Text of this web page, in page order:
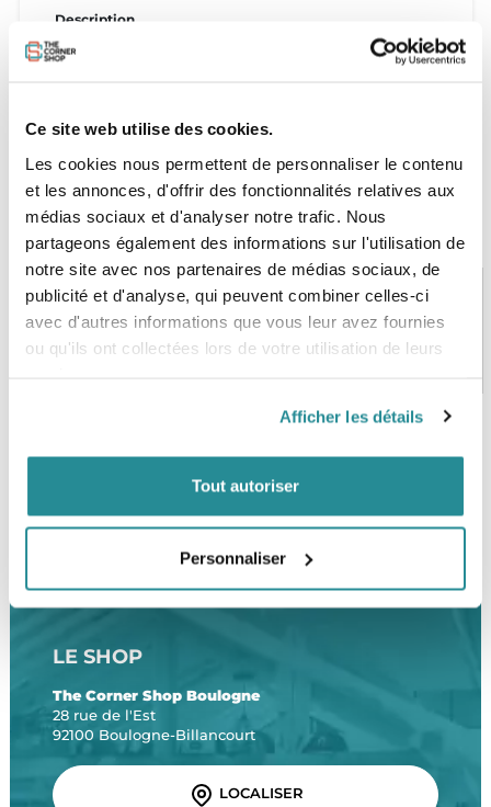
Ce site web utilise des cookies.
Les cookies nous permettent de personnaliser le contenu
et les annonces, d'offrir des fonctionnalités relatives aux
médias sociaux et d'analyser notre trafic. Nous
partageons également des informations sur l'utilisation de
notre site avec nos partenaires de médias sociaux, de
publicité et d'analyse, qui peuvent combiner celles-ci
avec d'autres informations que vous leur avez fournies
ou qu'ils ont collectées lors de votre utilisation de leurs
Afficher les détails
Tout autoriser
Personnaliser
Description
PAIEMENT SÉCURISÉ
STOCK EN TEMPS RÉEL
Une équipe de passionnés
À partir de 99€ d’achat*
LE SHOP
The Corner Shop Boulogne
28 rue de l'Est
92100 Boulogne-Billancourt
LOCALISER